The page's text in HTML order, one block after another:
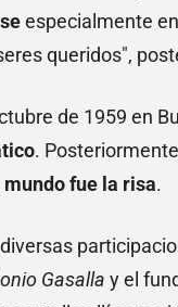
especialmente
queridos",
de 1959 en
.
mundo fue la risa.
Gasalla y el